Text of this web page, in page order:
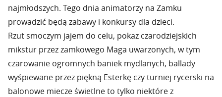
najmłodszych. Tego dnia animatorzy na Zamku
prowadzić będą zabawy i konkursy dla dzieci.
Rzut smoczym jajem do celu, pokaz czarodziejskich
mikstur przez zamkowego Maga uwarzonych, w tym
czarowanie ogromnych baniek mydlanych, ballady
wyśpiewane przez piękną Esterkę czy turniej rycerski na
balonowe miecze świetlne to tylko niektóre z